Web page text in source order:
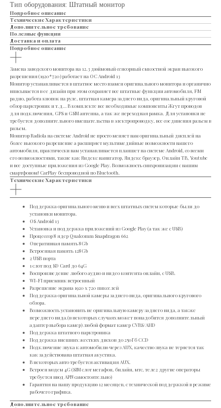
Тип оборудования: Штатный монитор
Подробное описание
Технические Характеристики
Дополнительное требование
Полезные функции
Доставка и оплата
Подробное описание
Замена заводского монитора на 12.3 дюймовый сенсорный емкостной экран высокого
разрешения (1920*720) работает на ОС Android 13
Монитор устанавливается в штатное место взамен оригинального монитора и органично
вписывается в ее дизайн при этом сохраняет все штатные функции автомобиля, FM
радио, работа кнопок на руле, штатная камера заднего вида, оригинальный круговой
обзор парктроник и т.д… В комплекте все необходимые компоненты Жгут проводов
для подключения, GPS и GSM антенна, а так же переходная рамка. Для установки не
требуется дополнительного вмешательства в электропроводку, все соединения разьем в
разьем.
Монитор Radiola на системе Android не просто меняет вам оригинальный дисплей на
более высокого разрешение а расширяет мультимедийные возможности вашего
автомобиля, практически вам устанавливается планшет на системе Android, со всеми
его возможностями, такие как Яндекс навигатор, Яндекс браузер, Онлайн ТВ, Youtube
и все доступные приложения из Google Play. Возможность синхронизации с вашим
смартфоном! CarPlay беспроводной по Bluetooth.
Технические Характеристики
Поддержка оригинального меню и всех штатных систем которые были до
установки монитора.
OS Android 13
Установка и поддержка приложений из Google Play (а так же с USB)
Процессор 8 ядер Qualcomm Snapdragon 662
Оперативная память 8Gb
Встроенная память 128Gb
2 USB порта
1 слот под SD Card до 64G
Воспроизведение любого аудио и видео контента онлайн, с USB.
WI-FI приемник встроенный
Разрешение экрана 1920 х 720 пикселей
Поддержка оригинальной камеры заднего вида, оригинального кругового
обзора.
Возможность установить не оригинальную камеру заднего вида, а также
переднего вида.(в некоторых случаях может понадобится дополнительный
адаптер выбора камер) любой формат камер CVBS/AHD
Поддержка штатного парктроника
Поддержка внешних жестких дисков до 250Гб ССD
Подключение звука к автомобилю через AUX, качество звука не теряется так
как задействована штатная акустика.
В некоторых авто требуется активация AUX.
Встроен модем 4G (SIM слот мегафон, билайн, мтс, теле2 другие операторы
требуется ввод APN самостоятельно)
Гарантия на нашу продукцию 12 месяцев, с технической поддержкой в режиме
рабочего графика.
Дополнительное требование